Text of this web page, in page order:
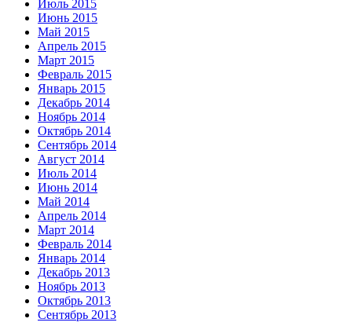
Июль 2015
Июнь 2015
Май 2015
Апрель 2015
Март 2015
Февраль 2015
Январь 2015
Декабрь 2014
Ноябрь 2014
Октябрь 2014
Сентябрь 2014
Август 2014
Июль 2014
Июнь 2014
Май 2014
Апрель 2014
Март 2014
Февраль 2014
Январь 2014
Декабрь 2013
Ноябрь 2013
Октябрь 2013
Сентябрь 2013